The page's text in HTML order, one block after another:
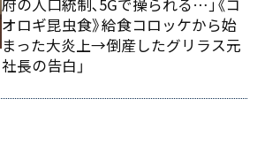
府の人口統制､5Gで操られる…｣《コ
オロギ昆虫食》給食コロッケから始
まった大炎上→倒産したグリラス元
社長の告白」